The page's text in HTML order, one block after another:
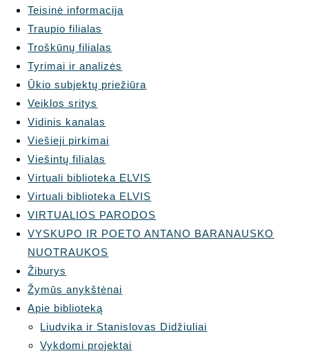
Teisinė informacija
Traupio filialas
Troškūnų filialas
Tyrimai ir analizės
Ūkio subjektų priežiūra
Veiklos sritys
Vidinis kanalas
Viešieji pirkimai
Viešintų filialas
Virtuali biblioteka ELVIS
Virtuali biblioteka ELVIS
VIRTUALIOS PARODOS
VYSKUPO IR POETO ANTANO BARANAUSKO
NUOTRAUKOS
Žiburys
Žymūs anykštėnai
Apie biblioteką
Liudvika ir Stanislovas Didžiuliai
Vykdomi projektai